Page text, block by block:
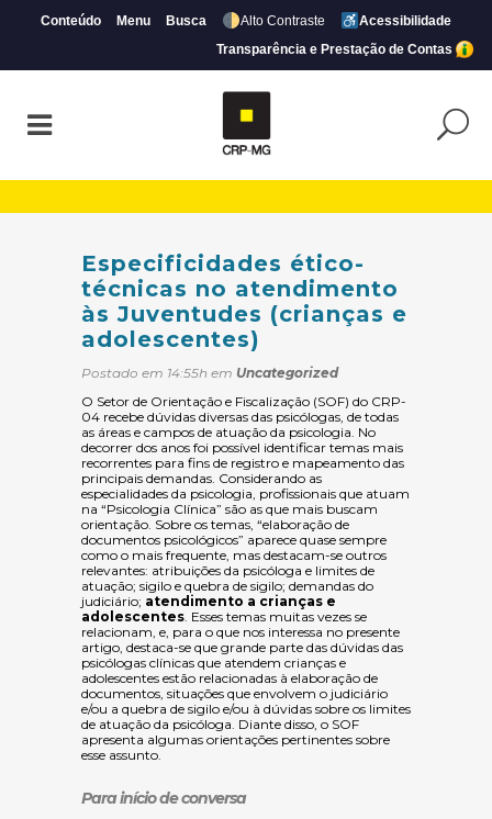
Conteúdo Menu Busca Alto Contraste
Acessibilidade
Transparência e Prestação de Contas
Especificidades ético-
técnicas no atendimento
às Juventudes (crianças e
adolescentes)
Postado em 14:55h em Uncategorized
O Setor de Orientação e Fiscalização (SOF) do CRP-
04 recebe dúvidas diversas das psicólogas, de todas
as áreas e campos de atuação da psicologia. No
decorrer dos anos foi possível identificar temas mais
recorrentes para fins de registro e mapeamento das
principais demandas. Considerando as
especialidades da psicologia, profissionais que atuam
na “Psicologia Clínica” são as que mais buscam
orientação. Sobre os temas, “elaboração de
documentos psicológicos” aparece quase sempre
como o mais frequente, mas destacam-se outros
relevantes: atribuições da psicóloga e limites de
atuação; sigilo e quebra de sigilo; demandas do
judiciário; atendimento a crianças e
adolescentes. Esses temas muitas vezes se
relacionam, e, para o que nos interessa no presente
artigo, destaca-se que grande parte das dúvidas das
psicólogas clínicas que atendem crianças e
adolescentes estão relacionadas à elaboração de
documentos, situações que envolvem o judiciário
e/ou a quebra de sigilo e/ou à dúvidas sobre os limites
de atuação da psicóloga. Diante disso, o SOF
apresenta algumas orientações pertinentes sobre
esse assunto.
Para início de conversa